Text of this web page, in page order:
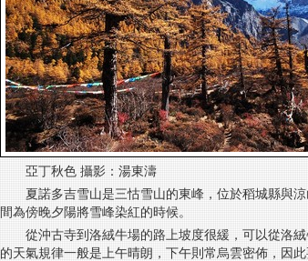
亞丁秋色 攝影：湯東濤
夏諾多吉雪山是三怙雪山的東峰，位於稻城縣與
間為傍晚夕陽將雪峰染紅的時候。
從沖古寺到洛絨牛場的路上坡度很緩，可以從洛
的天氣規律一般是上午晴朗，下午則常烏雲密佈，因